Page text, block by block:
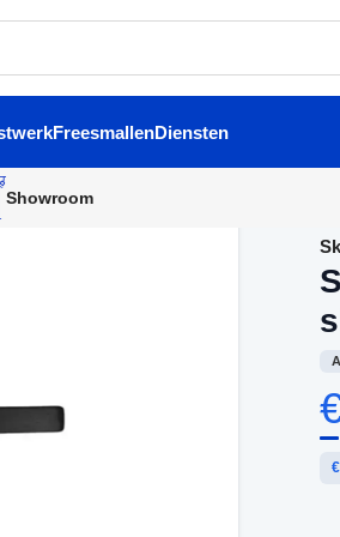
FreesmallenDiensten
Showroom